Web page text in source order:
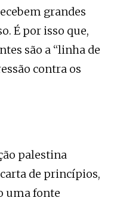
grandes
É por isso que,
são a “linha de
contra os
palestina
de princípios,
uma fonte